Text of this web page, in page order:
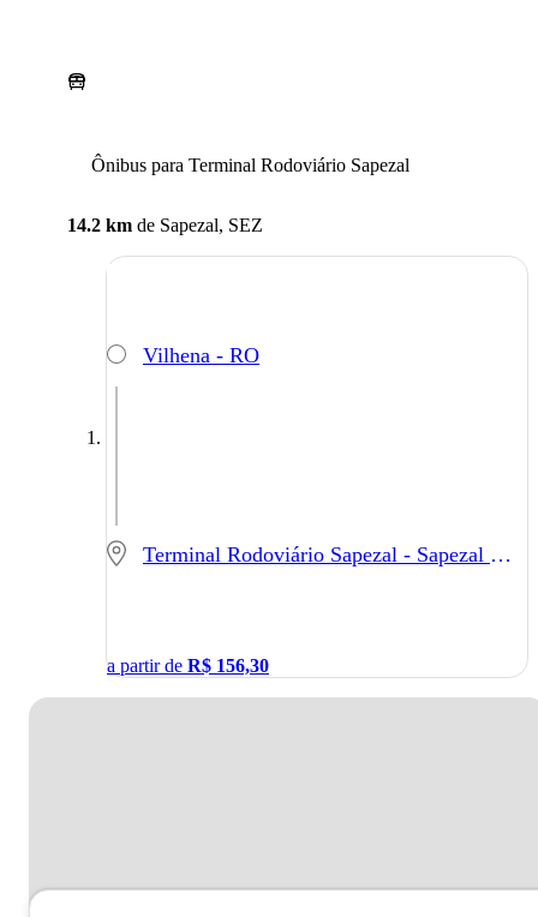
Ônibus para Terminal Rodoviário Sapezal
14.2 km de Sapezal, SEZ
Vilhena - RO
Terminal Rodoviário Sapezal - Sapezal - MT
a partir de R$ 156,30